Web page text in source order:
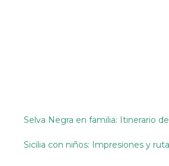
Selva Negra en familia: Itinerario
Sicilia con niños: Impresiones y ruta